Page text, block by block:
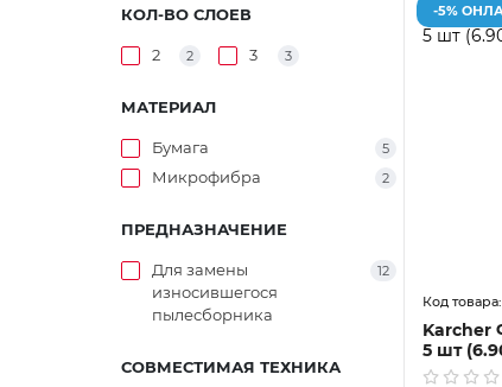
КОЛ-ВО СЛОЕВ
2 2 3 3
МАТЕРИАЛ
Бумага 5
Микрофибра 2
ПРЕДНАЗНАЧЕНИЕ
Для замены
износившегося
пылесборника
12
СОВМЕСТИМАЯ ТЕХНИКА
-5%
Karcher
5 шт